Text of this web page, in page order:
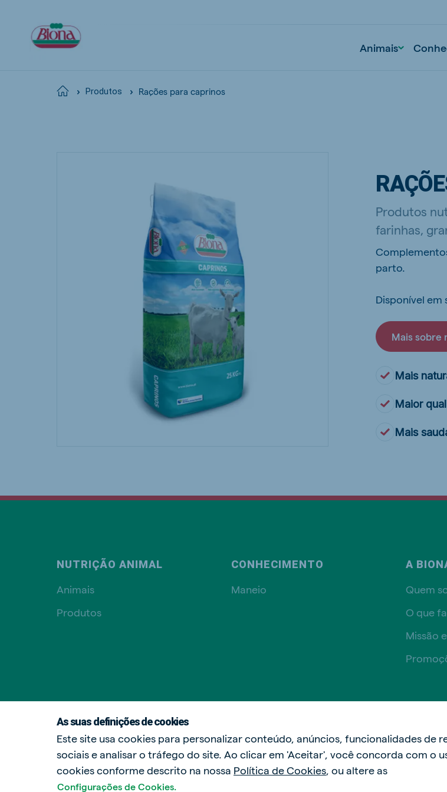
Animais
Home Produtos Rações para caprinos
Produtos
farinhas,
parto.
Disponível em
Mais sobre
Mais
Maior
Mais
NUTRIÇÃO ANIMAL
Animais
Produtos
CONHECIMENTO
Maneio
A
Quem
O que
Missão
Política de
As suas definições de cookies
Este site usa cookies para personalizar conteúdo, anúncios, funcionalidades de
sociais e analisar o tráfego do site. Ao clicar em 'Aceitar', você concorda com o
cookies conforme descrito na nossa Política de Cookies , ou altere as
Configurações de Cookies.